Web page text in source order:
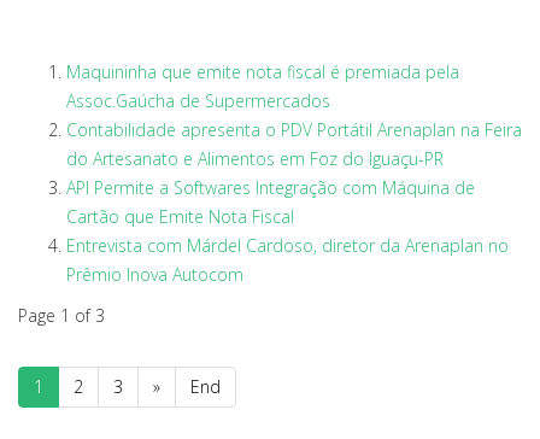
Maquininha que emite nota fiscal é premiada pela
Assoc.Gaúcha de Supermercados
Contabilidade apresenta o PDV Portátil Arenaplan na Feira
do Artesanato e Alimentos em Foz do Iguaçu-PR
API Permite a Softwares Integração com Máquina de
Cartão que Emite Nota Fiscal
Entrevista com Márdel Cardoso, diretor da Arenaplan no
Prêmio Inova Autocom
Page 1 of 3
1 2 3 » End